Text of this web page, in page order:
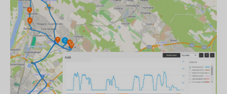
Szoftver előfizetés esetén, amennyiben az email
típusú értesítések mellett szoftverünk SMS
riasztási szolgáltatását is igénybe kívánja venni,
vásároljon SMS kreditkártyát is, melyet
webáruházunkban, a készülékhez kapcsolódó
termékek között talál.